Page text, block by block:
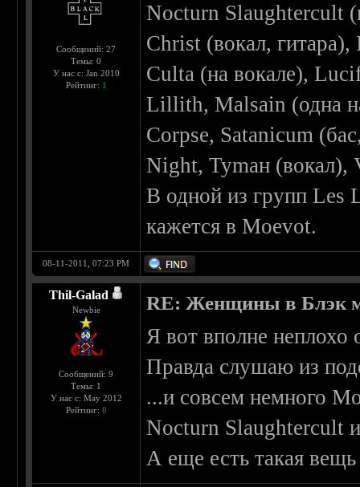
Сообщений: 27
Темы: 0
У нас с: Jan 2010
Рейтинг: 1
Nocturn Slaughtercult
Christ (вокал,
Culta (на вокале),
Lillith, Malsain (одна
Corpse, Satanicum
Night, Tymaн
В одной из групп Les
кажется в Moevot.
08-11-2011, 07:23 PM
Thil-Galad
Newbie
Сообщений: 9
Темы: 1
У нас с: May 2012
Рейтинг: 0
RE: Женщины в Блэк
Я вот вполне неплохо
Правда слушаю из
...и совсем немного
Nocturn Slaughtercult
А еще есть такая